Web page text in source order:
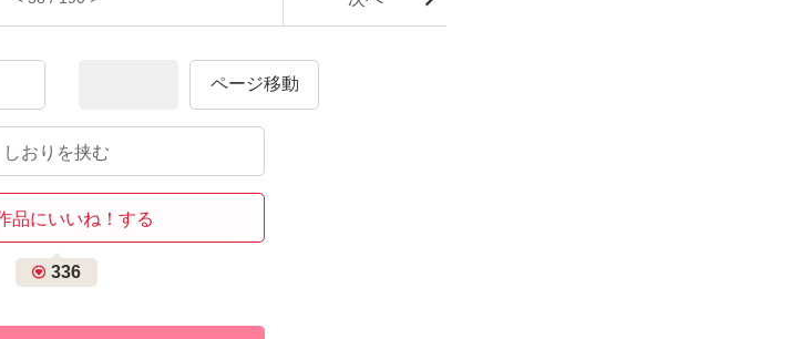
しおりを挟む
品にいいね！する
336